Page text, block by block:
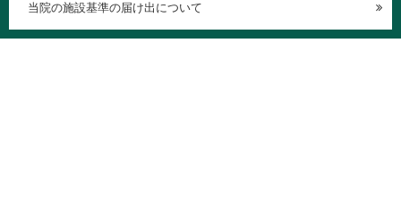
当院の施設基準の届け出について